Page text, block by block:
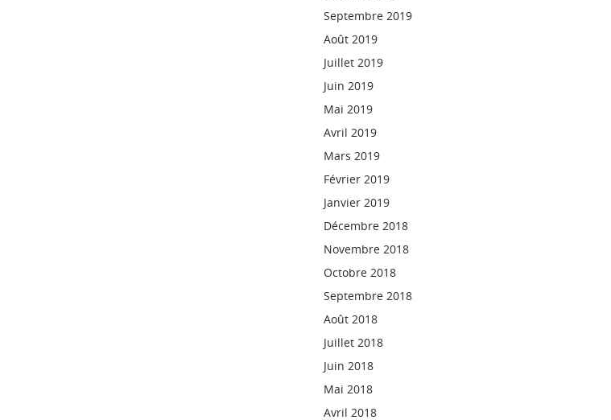
Septembre 2019
Août 2019
Juillet 2019
Juin 2019
Mai 2019
Avril 2019
Mars 2019
Février 2019
Janvier 2019
Décembre 2018
Novembre 2018
Octobre 2018
Septembre 2018
Août 2018
Juillet 2018
Juin 2018
Mai 2018
Avril 2018